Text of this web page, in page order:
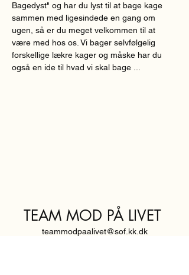
Bagedyst" og har du lyst til at bage kage
sammen med ligesindede en gang om
ugen, så er du meget velkommen til at
være med hos os. Vi bager selvfølgelig
forskellige lækre kager og måske har du
også en ide til hvad vi skal bage ...
TEAM MOD PÅ LIVET
teammodpaalivet@sof.kk.dk